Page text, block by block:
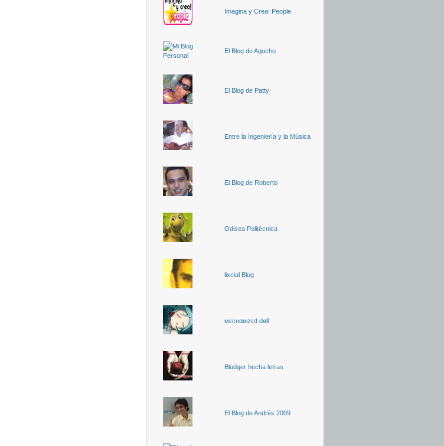
Imagina y Crea! People
El Blog de Agucho
El Blog de Patty
Entre la Ingeniería y la Música
El Blog de Roberto
Odisea Politécnica
lixcial Blog
мεcнαиιzεd dөll
Bludger hecha letras
El Blog de Andrés 2009